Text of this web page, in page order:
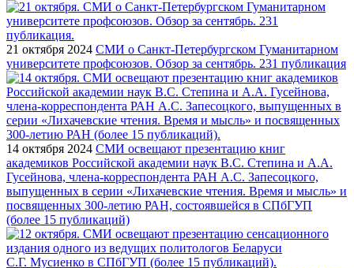
21 октября 2024 СМИ о Санкт-Петербургском Гуманитарном
университете профсоюзов. Обзор за сентябрь. 231 публикация
14 октября 2024 СМИ освещают презентацию книг
академиков Российской академии наук В.С. Степина и А.А.
Гусейнова, члена-корреспондента РАН А.С. Запесоцкого,
выпущенных в серии «Лихачевские чтения. Время и мысль» и
посвященных 300-летию РАН, состоявшейся в СПбГУП
(более 15 публикаций)